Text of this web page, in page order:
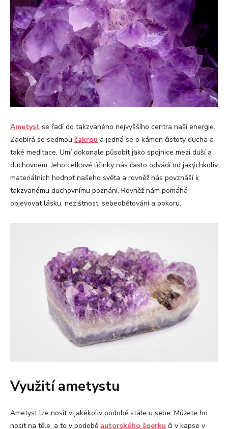
Ametyst se řadí do takzvaného nejvyššího centra naší energie.
Zaobírá se sedmou čakrou a jedná se o kámen čistoty ducha a
také meditace. Umí dokonale působit jako spojnice mezi duší a
duchovnem. Jeho celkové účinky nás často odvádí od jakýchkoliv
materiálních hodnot našeho světa a rovněž nás povznáší k
takzvanému duchovnímu poznání. Rovněž nám pomáhá
objevovat lásku, nezištnost, sebeobětování a pokoru.
Využití ametystu
Ametyst lze nosit v jakékoliv podobě stále u sebe. Můžete ho
nosit na těle, a to v podobě autorského šperku či v kapse v